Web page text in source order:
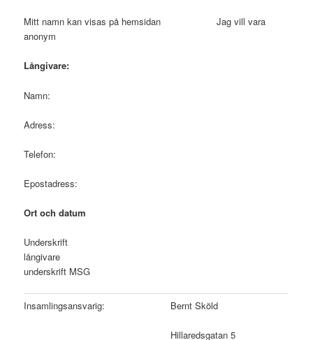
Mitt namn kan visas på hemsidan Jag vill vara
anonym
Långivare:
Namn:
Adress:
Telefon:
Epostadress:
Ort och datum
Underskrift
långivare
underskrift MSG
Insamlingsansvarig: Bernt Sköld
Hillaredsgatan 5